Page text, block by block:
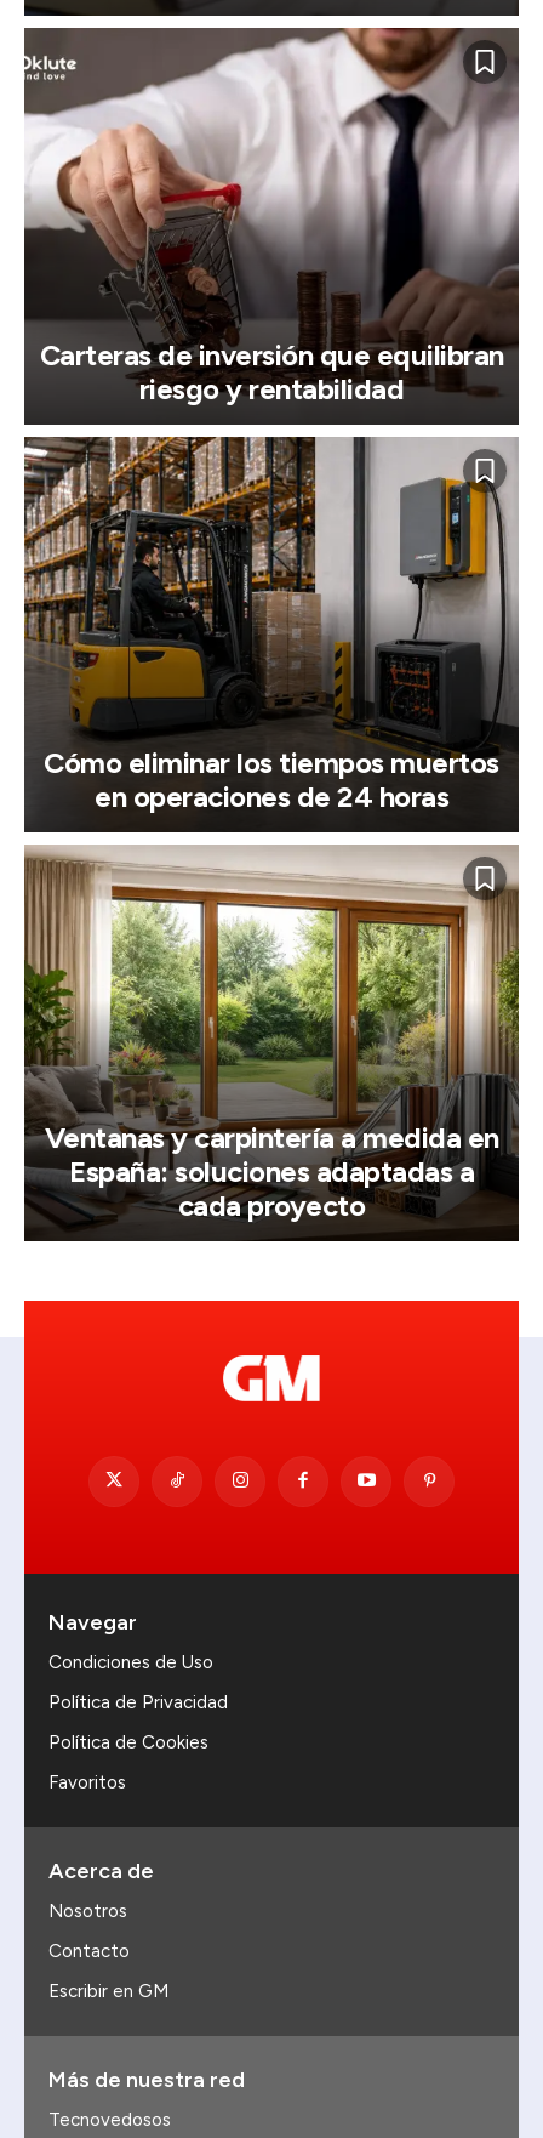
Carteras de inversión que equilibran
riesgo y rentabilidad
Cómo eliminar los tiempos muertos
en operaciones de 24 horas
Ventanas y carpintería a medida en
España: soluciones adaptadas a
cada proyecto
Navegar
Condiciones de Uso
Política de Privacidad
Política de Cookies
Favoritos
Acerca de
Nosotros
Contacto
Escribir en GM
Más de nuestra red
Tecnovedosos